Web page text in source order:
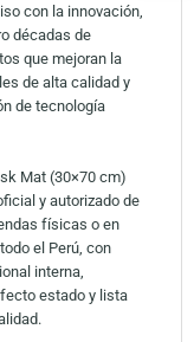
con la innovación,
décadas de
que mejoran la
de alta calidad y
de tecnología
Mat (30×70 cm)
y autorizado de
físicas o en
el Perú, con
interna,
estado y lista